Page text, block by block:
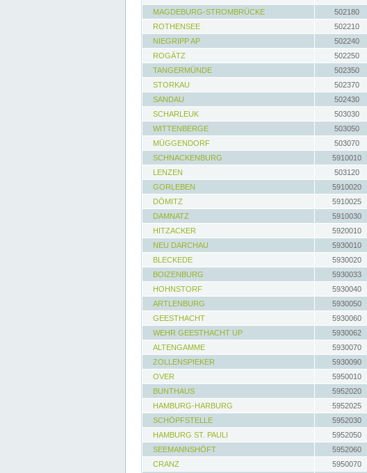
MAGDEBURG-STROMBRÜCKE
502180
ROTHENSEE
502210
NIEGRIPP AP
502240
ROGÄTZ
502250
TANGERMÜNDE
502350
STORKAU
502370
SANDAU
502430
SCHARLEUK
503030
WITTENBERGE
503050
MÜGGENDORF
503070
SCHNACKENBURG
5910010
LENZEN
503120
GORLEBEN
5910020
DÖMITZ
5910025
DAMNATZ
5910030
HITZACKER
5920010
NEU DARCHAU
5930010
BLECKEDE
5930020
BOIZENBURG
5930033
HOHNSTORF
5930040
ARTLENBURG
5930050
GEESTHACHT
5930060
WEHR GEESTHACHT UP
5930062
ALTENGAMME
5930070
ZOLLENSPIEKER
5930090
OVER
5950010
BUNTHAUS
5952020
HAMBURG-HARBURG
5952025
SCHÖPFSTELLE
5952030
HAMBURG ST. PAULI
5952050
SEEMANNSHÖFT
5952060
CRANZ
5950070